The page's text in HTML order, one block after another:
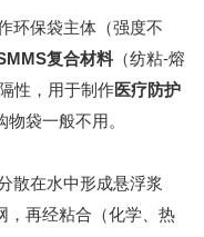
环保袋主体（强度不
复合材料 （纺粘-熔
性，用于制作医疗防护
物袋一般不用。
散在水中形成悬浮浆
，再经粘合（化学、热